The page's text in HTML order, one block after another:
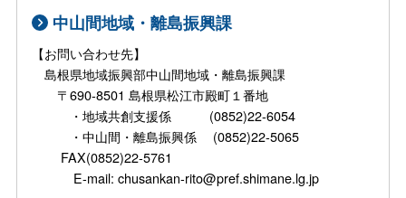
中山間地域・離島振興課
【お問い合わせ先】
島根県地域振興部中山間地域・離島振興課
〒690-8501 島根県松江市殿町１番地
・地域共創支援係 (0852)22-6054
・中山間・離島振興係 (0852)22-5065
FAX(0852)22-5761
E-mail: chusankan-rito@pref.shimane.lg.jp